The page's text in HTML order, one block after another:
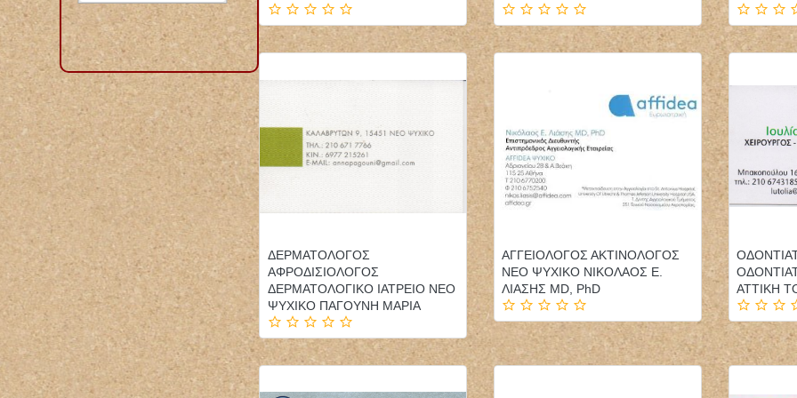
ΔΕΡΜΑΤΟΛΟΓΟΣ
ΑΦΡΟΔΙΣΙΟΛΟΓΟΣ
ΔΕΡΜΑΤΟΛΟΓΙΚΟ ΙΑΤΡΕΙΟ ΝΕΟ
ΨΥΧΙΚΟ ΠΑΓΟΥΝΗ ΜΑΡΙΑ
ΑΓΓΕΙΟΛΟΓΟΣ ΑΚΤΙΝΟΛΟΓΟΣ
ΝΕΟ ΨΥΧΙΚΟ ΝΙΚΟΛΑΟΣ Ε.
ΛΙΑΣΗΣ MD, PhD
ΑΤΤΙΚΗ
ΦΥΣΙΚΟΘΕΡΑΠΕΥΤΗΣ
ΦΥΣΙΚΟΘΕΡΑΠΕΙΑ
PHYSIOACTIVE
ΠΟΛΥΓΥΡΟΣ ΧΑΛΚΙΔΙΚΗ
ΤΣΙΑΡΑΣ ΚΩΝΣΤΑΝΤΙΝΟΣ
ΠΑΙΔΙΑΤΡΟΣ ΕΠΙΣΚΕΨΕΙΣ
ΠΑΓΩΝΗΣ ΙΩΑΝΝΗΣ